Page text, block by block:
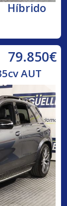
Híbrido
79.850€
AUT